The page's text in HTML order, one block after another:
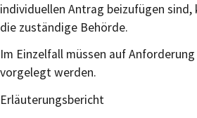
individuellen Antrag beizufügen
die zuständige Behörde.
Im Einzelfall müssen auf
vorgelegt werden.
Erläuterungsbericht